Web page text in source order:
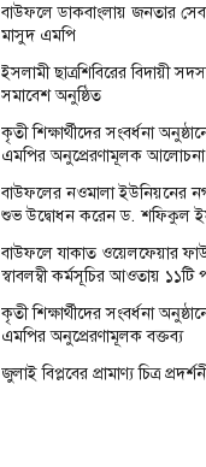
বাউফলে ডাকবাংলায় জনতার
মাসুদ এমপি
ইসলামী ছাত্রশিবিরের বিদায়ী
সমাবেশ অনুষ্ঠিত
কৃতী শিক্ষার্থীদের সংবর্ধনা
এমপির অনুপ্রেরণামূলক আলোচনা
বাউফলের নওমালা ইউনিয়নের
শুভ উদ্বোধন করেন ড. শফিকুল
বাউফলে যাকাত ওয়েলফেয়ার
স্বাবলম্বী কর্মসূচির আওতায় ১১টি
কৃতী শিক্ষার্থীদের সংবর্ধনা
এমপির অনুপ্রেরণামূলক বক্তব্য
জুলাই বিপ্লবের প্রামাণ্য চিত্র